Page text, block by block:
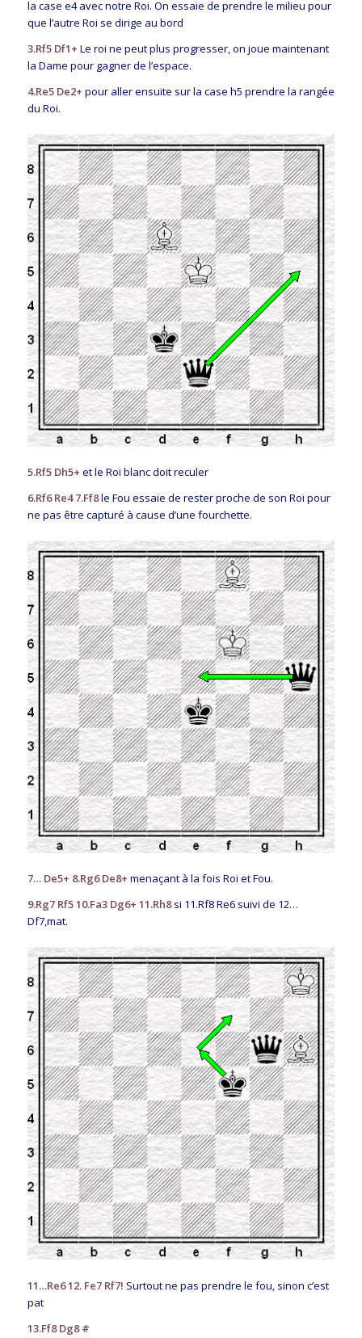
la case e4 avec notre Roi. On essaie de prendre le milieu pour
que l’autre Roi se dirige au bord
3.Rf5 Df1+ Le roi ne peut plus progresser, on joue maintenant
la Dame pour gagner de l’espace.
4.Re5 De2+ pour aller ensuite sur la case h5 prendre la rangée
du Roi.
5.Rf5 Dh5+ et le Roi blanc doit reculer
6.Rf6 Re4 7.Ff8le Fou essaie de rester proche de son Roi pour
ne pas être capturé à cause d’une fourchette.
7… De5+ 8.Rg6 De8+ menaçant à la fois Roi et Fou.
9.Rg7 Rf5 10.Fa3 Dg6+ 11.Rh8si 11.Rf8 Re6 suivi de 12…
Df7,mat.
11…Re6 12. Fe7 Rf7! Surtout ne pas prendre le fou, sinon c’est
pat
13.Ff8 Dg8 #